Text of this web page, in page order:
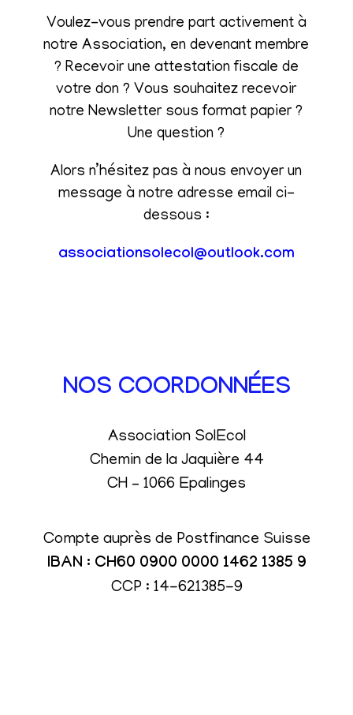
Voulez-vous prendre part activement à
notre Association, en devenant membre
? Recevoir une attestation fiscale de
votre don ? Vous souhaitez recevoir
notre Newsletter sous format papier ?
Une question ?
Alors n’hésitez pas à nous envoyer un
message à notre adresse email ci-
dessous :
associationsolecol@outlook.com
NOS COORDONNÉES
Association SolEcol
Chemin de la Jaquière 44
CH – 1066 Epalinges
Compte auprès de Postfinance Suisse
IBAN : CH60 0900 0000 1462 1385 9
CCP : 14-621385-9